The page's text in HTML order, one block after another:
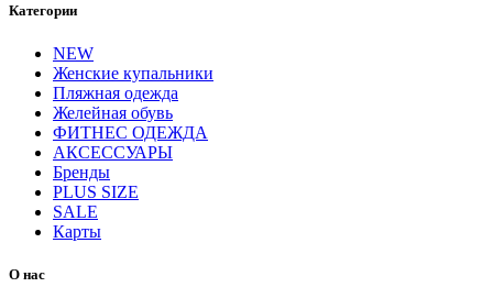
Категории
NEW
Женские купальники
Пляжная одежда
Желейная обувь
ФИТНЕС ОДЕЖДА
АКСЕССУАРЫ
Бренды
PLUS SIZE
SALE
Карты
О нас